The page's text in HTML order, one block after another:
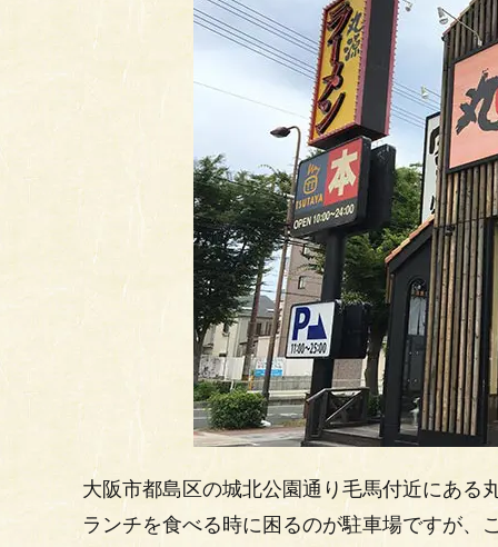
大阪市都島区の城北公園通り毛馬付近にある
ランチを食べる時に困るのが駐車場ですが、